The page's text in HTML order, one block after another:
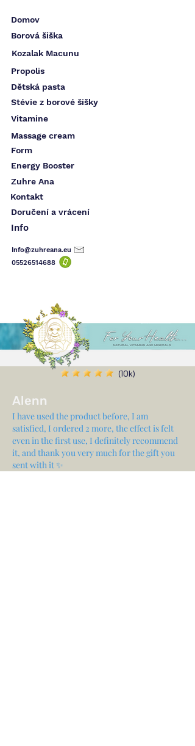
Domov
Borová šiška
Kozalak Macunu
Propolis
Dětská pasta
Stévie z borové šišky
Vitamine
Massage cream
Form
Energy Booster
Zuhre Ana
Kontakt
Doručení a vrácení
Info
Info@zuhreana.eu
05526514688
Alenn
I have used the product before, I am
satisfied, I ordered 2 more, the effect is felt
even in the first use, I definitely recommend
it, and thank you very much for the gift you
sent with it ✨
(10k)